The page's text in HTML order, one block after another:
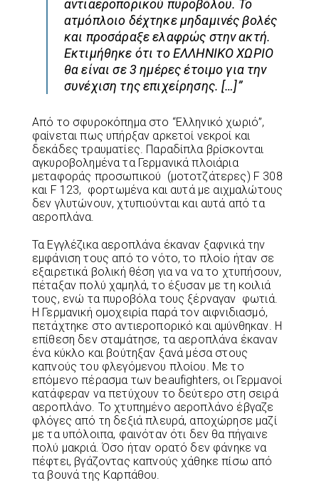
αντιαεροπορικού πυροβόλου. Το
ατμόπλοιο δέχτηκε μηδαμινές βολές
και προσάραξε ελαφρώς στην ακτή.
Εκτιμήθηκε ότι το ΕΛΛΗΝΙΚΟ ΧΩΡΙΟ
θα είναι σε 3 ημέρες έτοιμο για την
συνέχιση της επιχείρησης. […]”
Από το σφυροκόπημα στο “Ελληνικό χωριό”,
φαίνεται πως υπήρξαν αρκετοί νεκροί και
δεκάδες τραυματίες. Παραδίπλα βρίσκονται
αγκυροβολημένα τα Γερμανικά πλοιάρια
μεταφοράς προσωπικού (μοτοτζάτερες) F 308
και F 123, φορτωμένα και αυτά με αιχμαλώτους
δεν γλυτώνουν, χτυπιούνται και αυτά από τα
αεροπλάνα.
Τα Εγγλέζικα αεροπλάνα έκαναν ξαφνικά την
εμφάνιση τους από το νότο, το πλοίο ήταν σε
εξαιρετικά βολική θέση για να να το χτυπήσουν,
πέταξαν πολύ χαμηλά, το έξυσαν με τη κοιλιά
τους, ενώ τα πυροβόλα τους ξέρναγαν φωτιά.
Η Γερμανική ομοχειρία παρά τον αιφνιδιασμό,
πετάχτηκε στο αντιεροπορικό και αμύνθηκαν. Η
επίθεση δεν σταμάτησε, τα αεροπλάνα έκαναν
ένα κύκλο και βούτηξαν ξανά μέσα στους
καπνούς του φλεγόμενου πλοίου. Με το
επόμενο πέρασμα των beaufighters, οι Γερμανοί
κατάφεραν να πετύχουν το δεύτερο στη σειρά
αεροπλάνο. Το χτυπημένο αεροπλάνο έβγαζε
φλόγες από τη δεξιά πλευρά, αποχώρησε μαζί
με τα υπόλοιπα, φαινόταν ότι δεν θα πήγαινε
πολύ μακριά. Όσο ήταν ορατό δεν φάνηκε να
πέφτει, βγάζοντας καπνούς χάθηκε πίσω από
τα βουνά της Καρπάθου.